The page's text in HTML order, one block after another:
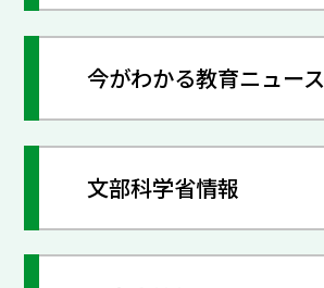
今がわかる教育ニュース
文部科学省情報